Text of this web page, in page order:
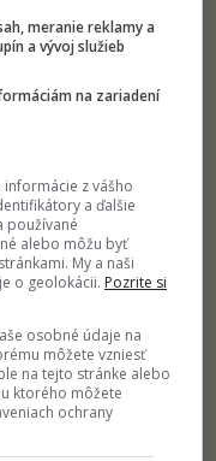
a staviteľky
a prečo by sme
– august
osobné údaje na
na tejto stránke alebo
ktorého môžete